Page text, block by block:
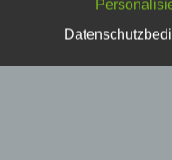
und Darstellung von
Bruno, CA 94066, USA.